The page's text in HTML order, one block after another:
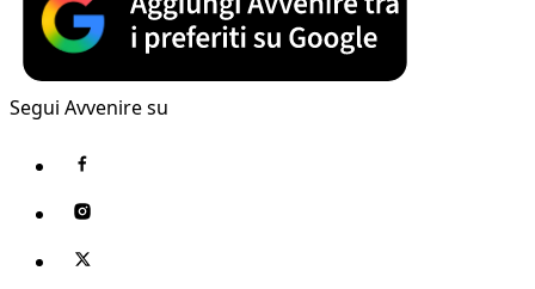
Segui Avvenire su